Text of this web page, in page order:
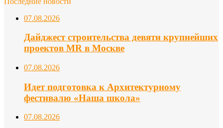
07.08.2026
Дайджест строительства девяти крупнейших
проектов MR в Москве
07.08.2026
Идет подготовка к Архитектурному
фестивалю «Наша школа»
07.08.2026